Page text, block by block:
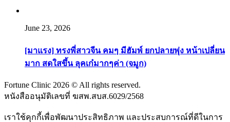
June 23, 2026
[มาแรง] ทรงพี่สาวจีน คมๆ มีฮัมพ์ ยกปลายพุ่ง หน้าเปลี่ยน
มาก สดใสขึ้น ลุคเก๋มากๆค่า (จมูก)
Fortune Clinic 2026 © All rights reserved.
หนังสืออนุมัติเลขที่ ฆสพ.สบส.6029/2568
เราใช้คุกกี้เพื่อพัฒนาประสิทธิภาพ และประสบการณ์ที่ดีในการ